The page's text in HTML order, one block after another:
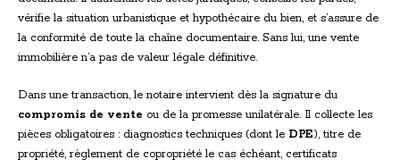
vérifie la situation urbanistique et hypothécaire du bien, et s’assure de
la conformité de toute la chaîne documentaire. Sans lui, une vente
immobilière n’a pas de valeur légale définitive.
Dans une transaction, le notaire intervient dès la signature du
compromis de vente ou de la promesse unilatérale. Il collecte les
pièces obligatoires : diagnostics techniques (dont le DPE), titre de
propriété, règlement de copropriété le cas échéant, certificats